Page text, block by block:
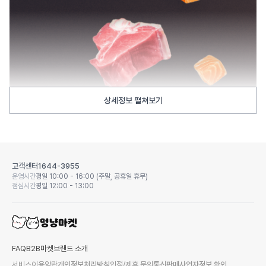
상세정보 펼쳐보기
고객센터1644-3955
운영시간평일 10:00 - 16:00 (주말, 공휴일 휴무)
점심시간평일 12:00 - 13:00
FAQB2B마켓 브랜드 소개
서비스이용약관개인정보처리방침입점/제휴 문의통신판매사업자정보 확인